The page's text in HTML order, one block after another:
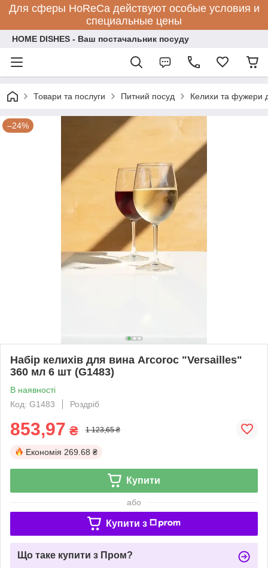
Для сферы HoReCa действуют особые условия и
специальные цены
HOME DISHES - Ваш постачальник посуду
Товари та послуги Питний посуд Келихи та фужери
–24%
Набір келихів для вина Arcoroc "Versailles"
360 мл 6 шт (G1483)
В наявності
Код: G1483
Роздріб
853,97 ₴ 1 123,65 ₴
Економія 269.68 ₴
Купити
або
Купити з
Що таке купити з Пром?